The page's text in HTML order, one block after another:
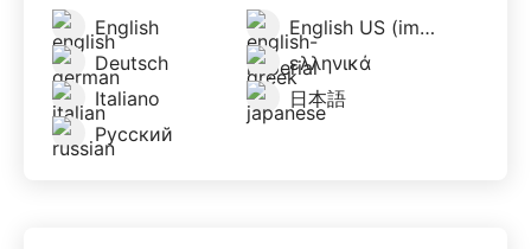
English
English US (imperial)
Deutsch
ελληνικά
Italiano
日本語
Русский